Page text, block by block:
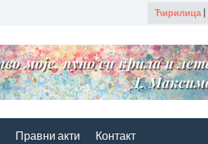
Ћирилица|
Правни акти Контакт